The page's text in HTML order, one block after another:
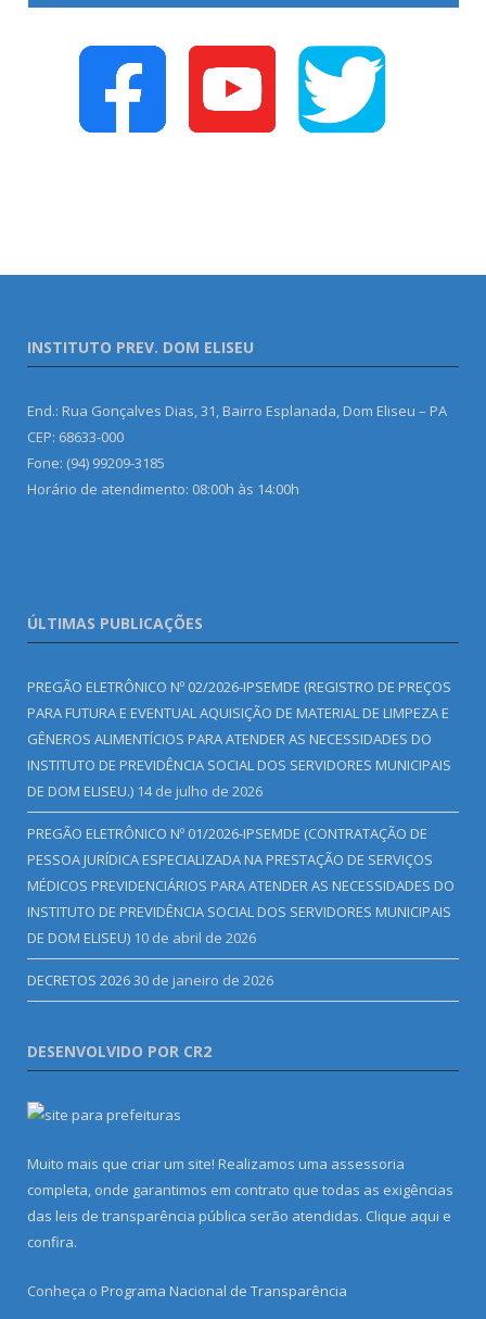
INSTITUTO PREV. DOM ELISEU
End.: Rua Gonçalves Dias, 31, Bairro Esplanada, Dom Eliseu – PA
CEP: 68633-000
Fone: (94) 99209-3185
Horário de atendimento: 08:00h às 14:00h
ÚLTIMAS PUBLICAÇÕES
PREGÃO ELETRÔNICO Nº 02/2026-IPSEMDE (REGISTRO DE PREÇOS
PARA FUTURA E EVENTUAL AQUISIÇÃO DE MATERIAL DE LIMPEZA E
GÊNEROS ALIMENTÍCIOS PARA ATENDER AS NECESSIDADES DO
INSTITUTO DE PREVIDÊNCIA SOCIAL DOS SERVIDORES MUNICIPAIS
DE DOM ELISEU.) 14 de julho de 2026
PREGÃO ELETRÔNICO Nº 01/2026-IPSEMDE (CONTRATAÇÃO DE
PESSOA JURÍDICA ESPECIALIZADA NA PRESTAÇÃO DE SERVIÇOS
MÉDICOS PREVIDENCIÁRIOS PARA ATENDER AS NECESSIDADES DO
INSTITUTO DE PREVIDÊNCIA SOCIAL DOS SERVIDORES MUNICIPAIS
DE DOM ELISEU) 10 de abril de 2026
DECRETOS 202630 de janeiro de 2026
DESENVOLVIDO POR CR2
Muito mais que criar um site! Realizamos uma assessoria
completa, onde garantimos em contrato que todas as exigências
das leis de transparência pública serão atendidas. Clique aqui e
confira.
Conheça o Programa Nacional de Transparência